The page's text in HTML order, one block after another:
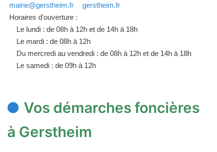
mairie@gerstheim.fr
gerstheim.fr
Horaires d'ouverture :
Le lundi : de 08h à 12h et de 14h à 18h
Le mardi : de 08h à 12h
Du mercredi au vendredi : de 08h à 12h et de 14h à 18h
Le samedi : de 09h à 12h
Vos démarches foncières
à Gerstheim